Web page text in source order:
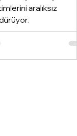
aralıksız